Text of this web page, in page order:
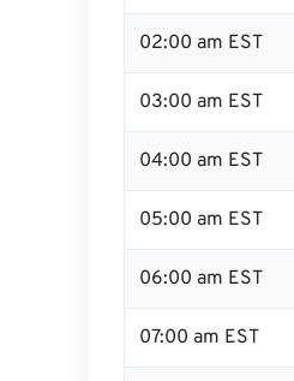
02:00 am EST
03:00 am EST
04:00 am EST
05:00 am EST
06:00 am EST
07:00 am EST